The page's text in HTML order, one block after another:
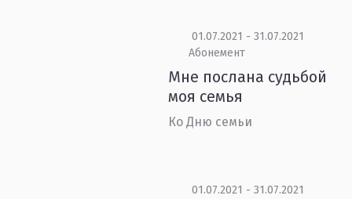
01.07.2021 - 31.07.2021
Абонемент
Мне послана судьбой
моя семья
Ко Дню семьи
01.07.2021 - 31.07.2021